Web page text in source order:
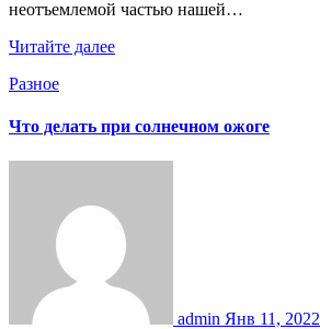
неотъемлемой частью нашей…
Читайте далее
Разное
Что делать при солнечном ожоге
admin Янв 11, 2022